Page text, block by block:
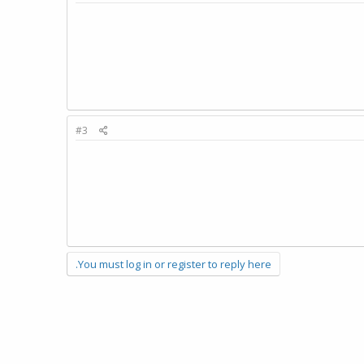
#3
You must log in or register to reply here.